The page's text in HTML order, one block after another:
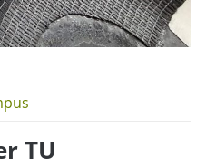
TU